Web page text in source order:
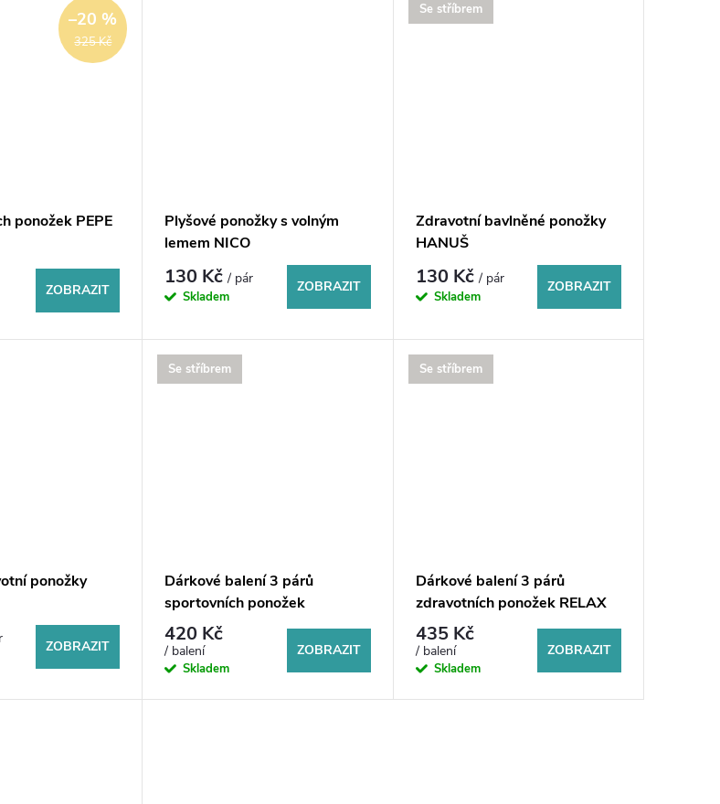
325 Kč
–20 %
ponožek PEPE
ZOBRAZIT
Plyšové ponožky s volným
lemem NICO
130 Kč/ pár
Skladem
ZOBRAZIT
Se stříbrem
Zdravotní bavlněné ponožky
HANUŠ
130 Kč/ pár
Skladem
ZOBRAZIT
ponožky
ZOBRAZIT
Se stříbrem
Dárkové balení 3 párů
sportovních ponožek
KRASITO
420 Kč
/ balení
Skladem
ZOBRAZIT
Se stříbrem
Dárkové balení 3 párů
zdravotních ponožek RELAX
435 Kč
/ balení
Skladem
ZOBRAZIT